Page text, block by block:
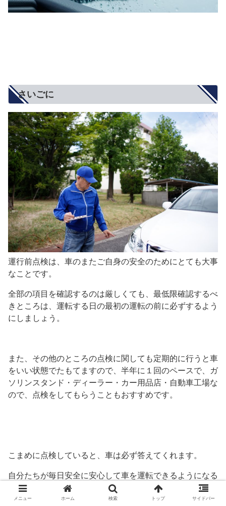
さいごに
運行前点検は、車のまたご自身の安全のためにとても大事
なことです。
全部の項目を確認するのは厳しくても、最低限確認するべ
きところは、運転する日の最初の運転の前に必ずするよう
にしましょう。
また、その他のところの点検に関しても定期的に行うと車
をいい状態でたもてますので、半年に１回のペースで、ガ
ソリンスタンド・ディーラー・カー用品店・自動車工場な
ので、点検をしてもらうこともおすすめです。
こまめに点検していると、車は必ず答えてくれます。
自分たちが毎日安全に安心して車を運転できるようになる
のです。
メニュー ホーム 検索 トップ サイドバー